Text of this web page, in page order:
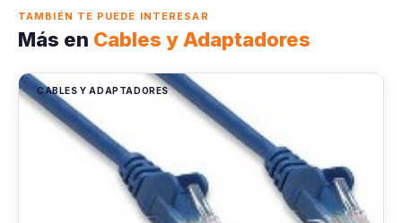
TAMBIÉN TE PUEDE INTERESAR
Más en Cables y Adaptadores
CABLES Y ADAPTADORES